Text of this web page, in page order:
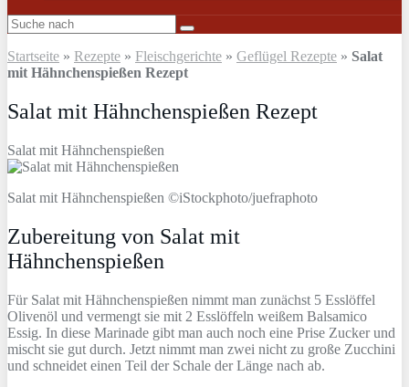
Startseite » Rezepte » Fleischgerichte » Geflügel Rezepte » Salat
mit Hähnchenspießen Rezept
Salat mit Hähnchenspießen Rezept
Salat mit Hähnchenspießen
Salat mit Hähnchenspießen ©iStockphoto/juefraphoto
Zubereitung von Salat mit
Hähnchenspießen
Für Salat mit Hähnchenspießen nimmt man zunächst 5 Esslöffel
Olivenöl und vermengt sie mit 2 Esslöffeln weißem Balsamico
Essig. In diese Marinade gibt man auch noch eine Prise Zucker und
mischt sie gut durch. Jetzt nimmt man zwei nicht zu große Zucchini
und schneidet einen Teil der Schale der Länge nach ab.